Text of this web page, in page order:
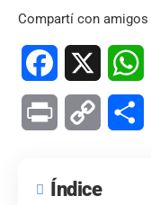
Compartí con amigos
Facebook
Print Copy
Índice